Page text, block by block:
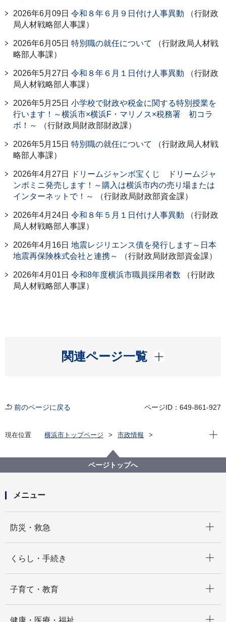
2026年6月09日 令和８年６月９日付け人事異動 （行財政
局人材戦略部人事課）
2026年6月05日 特別職の就任について
（行財政局人材戦
略部人事課）
2026年5月27日 令和８年６月１日付け人事異動 （行財政
局人材戦略部人事課）
2026年5月25日 小学校で財政や税金に関する特別授業を
行います！～横浜市×横浜F・マリノス×税務署 初コラ
ボ！～
（行財政局財政部財政課）
2026年5月15日 特別職の就任について
（行財政局人材戦
略部人事課）
2026年4月27日
ドリームジャンボ宝くじ ドリームジャ
ンボミニ発売します！～購入は横浜市内の売り場または
インターネットで！～
（行財政局財政部資金課）
2026年4月24日 令和８年５月１日付け人事異動 （行財政
局人材戦略部人事課）
2026年4月16日 地震レジリエンス債を発行します～日本
地震再保険株式会社と連携～
（行財政局財政部資金課）
2026年4月01日 令和8年度横浜市職員採用者数 （行財政
局人材戦略部人事課）
関連ページ一覧
開く
前のページに戻る ページID：649-861-927
現在位置 横浜市トップページ
市政情報
現在
ページトップへ
メニュー
防災・救急
くらし・手続き
子育て・教育
健康・医療・福祉